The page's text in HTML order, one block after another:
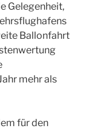
Gelegenheit,
Ballonfahrt
mehr als
für den